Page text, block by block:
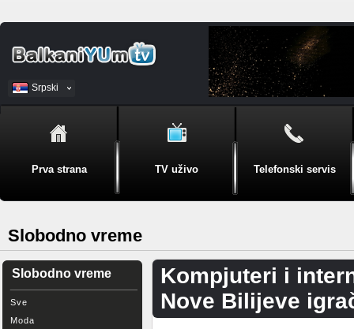
Srpski
BiH
Prva strana TV uživo Telefonski servis
Slobodno vreme
Slobodno vreme
Sve
Moda
Kompjuteri i
Nove Bilijeve